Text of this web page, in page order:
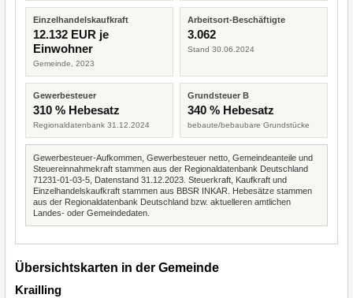
Einzelhandelskaufkraft
12.132 EUR je
Einwohner
Gemeinde, 2023
Arbeitsort-Beschäftigte
3.062
Stand 30.06.2024
Gewerbesteuer
310 % Hebesatz
Regionaldatenbank 31.12.2024
Grundsteuer B
340 % Hebesatz
bebaute/bebaubare Grundstücke
Gewerbesteuer-Aufkommen, Gewerbesteuer netto, Gemeindeanteile und
Steuereinnahmekraft stammen aus der Regionaldatenbank Deutschland
71231-01-03-5, Datenstand 31.12.2023. Steuerkraft, Kaufkraft und
Einzelhandelskaufkraft stammen aus BBSR INKAR. Hebesätze stammen
aus der Regionaldatenbank Deutschland bzw. aktuelleren amtlichen
Landes- oder Gemeindedaten.
Übersichtskarten in der Gemeinde
Krailling